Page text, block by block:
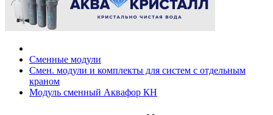
Сменные модули
Смен. модули и комплекты для систем с отдельным
краном
Модуль сменный Аквафор КН